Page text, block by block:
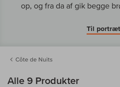
op, og fra da af gik begge
Til
Côte de Nuits
Alle 9 Produkter